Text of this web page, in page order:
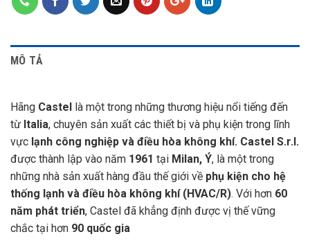
MÔ TẢ
Hãng Castel là một trong những thương hiệu nổi tiếng đến
từ Italia, chuyên sản xuất các thiết bị và phụ kiện trong lĩnh
vực lạnh công nghiệp và điều hòa không khí. Castel S.r.l.
được thành lập vào năm 1961 tại Milan, Ý, là một trong
những nhà sản xuất hàng đầu thế giới về phụ kiện cho hệ
thống lạnh và điều hòa không khí (HVAC/R). Với hơn 60
năm phát triển, Castel đã khẳng định được vị thế vững
chắc tại hơn 90 quốc gia